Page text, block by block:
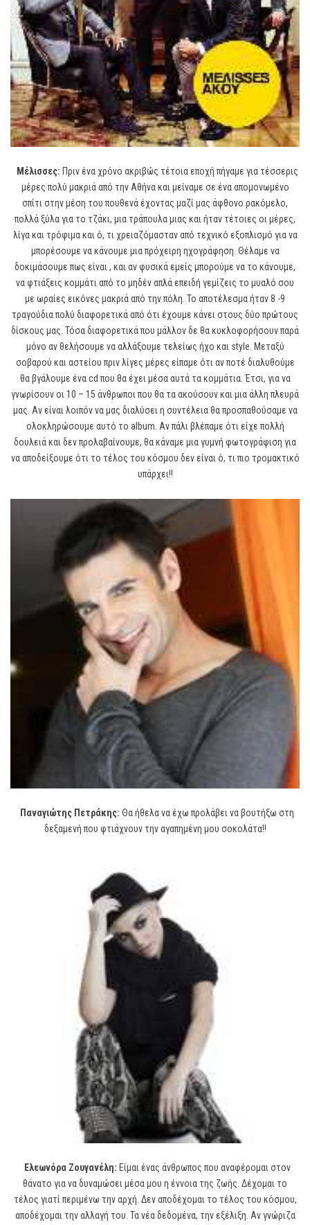
Μέλισσες: Πριν ένα χρόνο ακριβώς τέτοια εποχή πήγαμε για τέσσερις
μέρες πολύ μακριά από την Αθήνα και μείναμε σε ένα απομονωμένο
σπίτι στην μέση του πουθενά έχοντας μαζί μας άφθονο ρακόμελο,
πολλά ξύλα για το τζάκι, μια τράπουλα μιας και ήταν τέτοιες οι μέρες,
λίγα και τρόφιμα και ό, τι χρειαζόμασταν από τεχνικό εξοπλισμό για να
μπορέσουμε να κάνουμε μια πρόχειρη ηχογράφηση. Θέλαμε να
δοκιμάσουμε πως είναι , και αν φυσικά εμείς μπορούμε να το κάνουμε,
να φτιάξεις κομμάτι από το μηδέν απλά επειδή γεμίζεις το μυαλό σου
με ωραίες εικόνες μακριά από την πόλη. Το αποτέλεσμα ήταν 8 -9
τραγούδια πολύ διαφορετικά από ότι έχουμε κάνει στους δύο πρώτους
δίσκους μας. Τόσα διαφορετικά που μάλλον δε θα κυκλοφορήσουν παρά
μόνο αν θελήσουμε να αλλάξουμε τελείως ήχο και style. Μεταξύ
σοβαρού και αστείου πριν λίγες μέρες είπαμε ότι αν ποτέ διαλυθούμε
θα βγάλουμε ένα cd που θα έχει μέσα αυτά τα κομμάτια. Έτσι, για να
γνωρίσουν οι 10 – 15 άνθρωποι που θα τα ακούσουν και μια άλλη πλευρά
μας. Αν είναι λοιπόν να μας διαλύσει η συντέλεια θα προσπαθούσαμε να
ολοκληρώσουμε αυτό το album. Αν πάλι βλέπαμε ότι είχε πολλή
δουλειά και δεν προλαβαίνουμε, θα κάναμε μια γυμνή φωτογράφιση για
να αποδείξουμε ότι το τέλος του κόσμου δεν είναι ό, τι πιο τρομακτικό
υπάρχει!!
Παναγιώτης Πετράκης: Θα ήθελα να έχω προλάβει να βουτήξω στη
δεξαμενή που φτιάχνουν την αγαπημένη μου σοκολάτα!!
Ελεωνόρα Ζουγανέλη: Είμαι ένας άνθρωπος που αναφέρομαι στον
θάνατο για να δυναμώσει μέσα μου η έννοια της ζωής. Δέχομαι το
τέλος γιατί περιμένω την αρχή. Δεν αποδέχομαι το τέλος του κόσμου,
αποδέχομαι την αλλαγή του. Τα νέα δεδομένα, την εξέλιξη. Αν γνώριζα